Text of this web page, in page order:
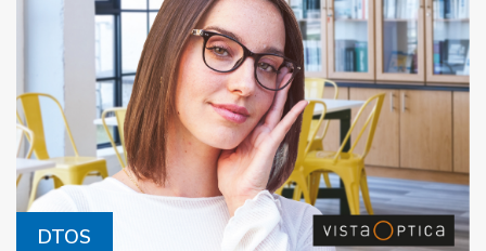
DTOS